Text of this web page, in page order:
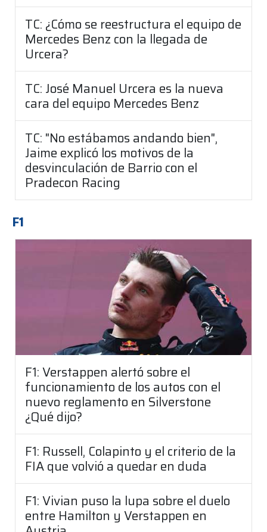
TC: ¿Cómo se reestructura el equipo de
Mercedes Benz con la llegada de
Urcera?
TC: José Manuel Urcera es la nueva
cara del equipo Mercedes Benz
TC: "No estábamos andando bien",
Jaime explicó los motivos de la
desvinculación de Barrio con el
Pradecon Racing
F1
F1: Verstappen alertó sobre el
funcionamiento de los autos con el
nuevo reglamento en Silverstone
¿Qué dijo?
F1: Russell, Colapinto y el criterio de la
FIA que volvió a quedar en duda
F1: Vivian puso la lupa sobre el duelo
entre Hamilton y Verstappen en